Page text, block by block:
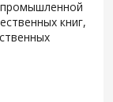
книг,